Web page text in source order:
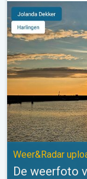
De weerfoto van
Weer&Radar
De weerfoto